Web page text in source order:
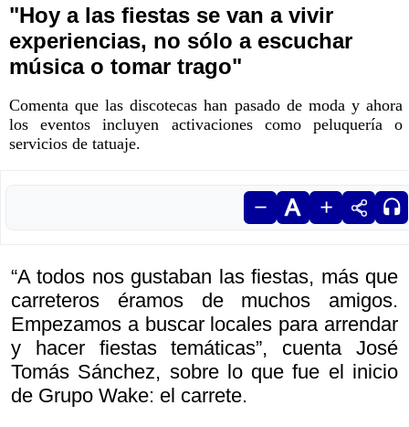
"Hoy a las fiestas se van a vivir
experiencias, no sólo a escuchar
música o tomar trago"
Comenta que las discotecas han pasado de moda y ahora
los eventos incluyen activaciones como peluquería o
servicios de tatuaje.
“A todos nos gustaban las fiestas, más que
carreteros éramos de muchos amigos.
Empezamos a buscar locales para arrendar
y hacer fiestas temáticas”, cuenta José
Tomás Sánchez, sobre lo que fue el inicio
de Grupo Wake: el carrete.